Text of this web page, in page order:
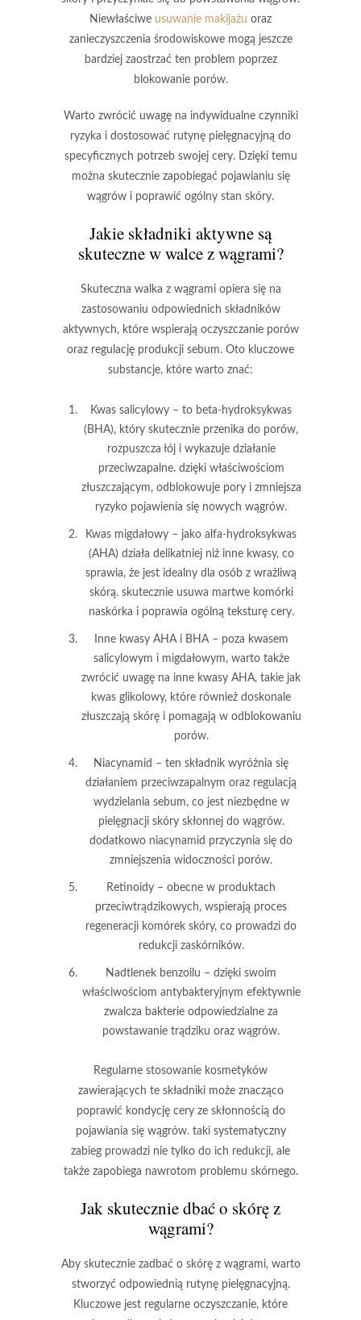
Niewłaściwe usuwanie makijażu oraz
zanieczyszczenia środowiskowemogą jeszcze
bardziej zaostrzać ten problem poprzez
blokowanie porów.
Warto zwrócić uwagę na indywidualne czynniki
ryzyka i dostosować rutynę pielęgnacyjną do
specyficznych potrzeb swojej cery. Dzięki temu
można skutecznie zapobiegać pojawianiu się
wągrów i poprawić ogólny stan skóry.
Jakie składniki aktywne są
skuteczne w walce z wągrami?
Skuteczna walka z wągramiopiera się na
zastosowaniu odpowiednich składników
aktywnych, które wspierają oczyszczanie porów
oraz regulację produkcji sebum. Oto kluczowe
substancje, które warto znać:
Kwas salicylowy – to beta-hydroksykwas
(BHA), który skutecznie przenika do porów,
rozpuszcza łój i wykazuje działanie
przeciwzapalne. dzięki właściwościom
złuszczającym, odblokowuje pory i zmniejsza
ryzyko pojawienia się nowych wągrów.
Kwas migdałowy – jako alfa-hydroksykwas
(AHA) działa delikatniej niż inne kwasy, co
sprawia, że jest idealny dla osób z wrażliwą
skórą. skutecznie usuwa martwe komórki
naskórka i poprawia ogólną teksturę cery.
Inne kwasy AHA i BHA– poza kwasem
salicylowym i migdałowym, warto także
zwrócić uwagę na inne kwasy AHA, takie jak
kwas glikolowy, które również doskonale
złuszczają skórę i pomagają w odblokowaniu
porów.
Niacynamid – ten składnik wyróżnia się
działaniem przeciwzapalnym oraz regulacją
wydzielania sebum, co jest niezbędne w
pielęgnacji skóry skłonnej do wągrów.
dodatkowo niacynamid przyczynia się do
zmniejszenia widoczności porów.
Retinoidy – obecne w produktach
przeciwtrądzikowych, wspierają proces
regeneracji komórek skóry, co prowadzi do
redukcji zaskórników.
Nadtlenek benzoilu – dzięki swoim
właściwościom antybakteryjnym efektywnie
zwalcza bakterie odpowiedzialne za
powstawanie trądziku oraz wągrów.
Regularne stosowanie kosmetyków
zawierających te składniki może znacząco
poprawić kondycję cery ze skłonnością do
pojawiania się wągrów. taki systematyczny
zabieg prowadzi nie tylko do ich redukcji, ale
także zapobiega nawrotom problemu skórnego.
Jak skutecznie dbać o skórę z
wągrami?
Aby skutecznie zadbać o skórę z wągrami, warto
stworzyć odpowiednią rutynę pielęgnacyjną.
Kluczowe jest regularne oczyszczanie, które